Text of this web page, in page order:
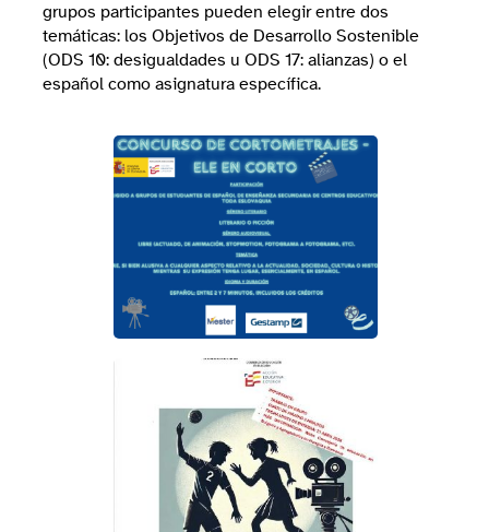
grupos participantes pueden elegir entre dos
temáticas: los Objetivos de Desarrollo Sostenible
(ODS 10: desigualdades u ODS 17: alianzas) o el
español como asignatura específica.